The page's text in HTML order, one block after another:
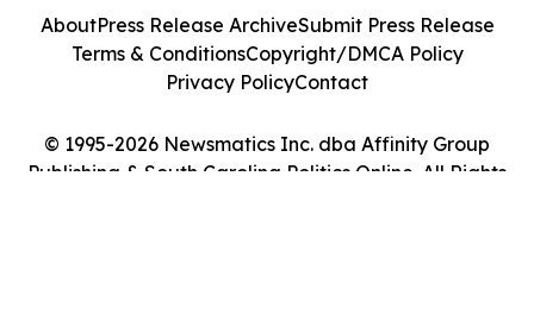
© 1995-2026 Newsmatics Inc. dba Affinity Group
Publishing & South Carolina Politics Online. All Rights
AboutPress Release ArchiveSubmit Press Release
Terms & ConditionsCopyright/DMCA Policy
Privacy PolicyContact